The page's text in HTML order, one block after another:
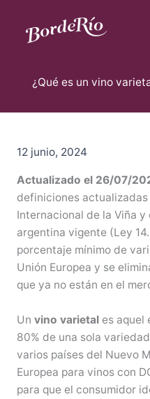
contenido
¿Qué es un vino
12 junio, 2024
Actualizado el 26/07/
definiciones
Internacional de la Viña y
argentina vigente (Ley
porcentaje mínimo de
Unión Europea y se
que ya no están en el
Un vino varietales aquel
80% de una sola
varios países del Nuevo
Europea para vinos con
para que el consumidor